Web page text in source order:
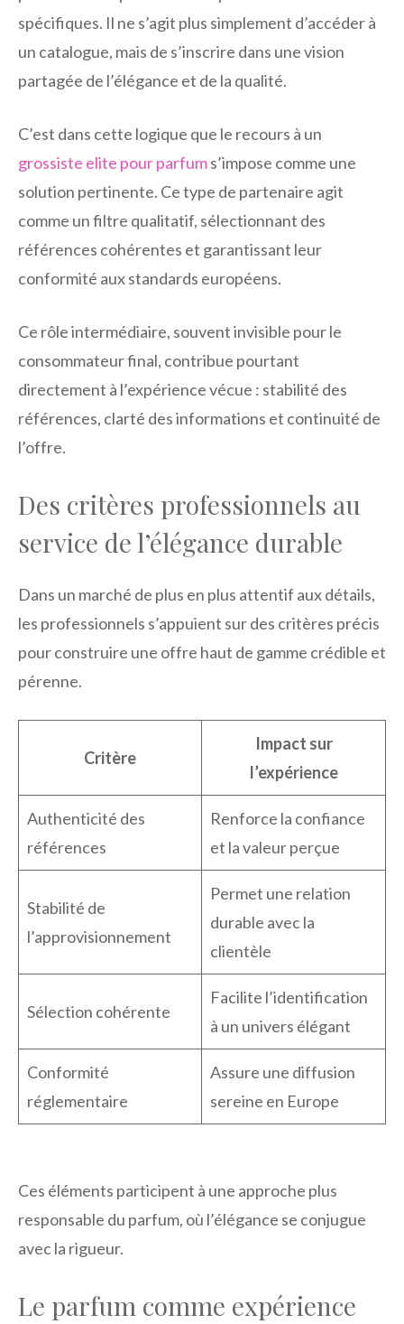
spécifiques. Il ne s’agit plus simplement d’accéder à
un catalogue, mais de s’inscrire dans une vision
partagée de l’élégance et de la qualité.
C’est dans cette logique que le recours à un
grossiste elite pour parfums’impose comme une
solution pertinente. Ce type de partenaire agit
comme un filtre qualitatif, sélectionnant des
références cohérentes et garantissant leur
conformité aux standards européens.
Ce rôle intermédiaire, souvent invisible pour le
consommateur final, contribue pourtant
directement à l’expérience vécue : stabilité des
références, clarté des informations et continuité de
l’offre.
Des critères professionnels au
service de l’élégance durable
Dans un marché de plus en plus attentif aux détails,
les professionnels s’appuient sur des critères précis
pour construire une offre haut de gamme crédible et
pérenne.
Critère
Impact sur
l’expérience
Authenticité des
références
Renforce la confiance
et la valeur perçue
Stabilité de
l’approvisionnement
Permet une relation
durable avec la
clientèle
Sélection cohérente
Facilite l’identification
à un univers élégant
Conformité
réglementaire
Assure une diffusion
sereine en Europe
Ces éléments participent à une approche plus
responsable du parfum, où l’élégance se conjugue
avec la rigueur.
Le parfum comme expérience